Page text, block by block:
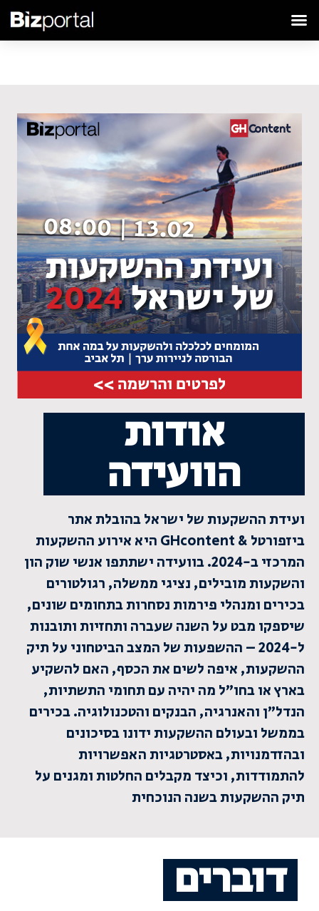
אודות
הוועידה
ועידת ההשקעות של ישראל בהובלת אתר
ביזפורטל & GHcontent היא אירוע ההשקעות
המרכזי ב-2024. בוועידה ישתתפו אנשי שוק הון
והשקעות מובילים, נציגי ממשלה, רגולטורים
בכירים ומנהלי פירמות נסחרות בתחומים שונים,
שיספקו מבט על השנה שעברה ותחזיות ותובנות
ל-2024 – ההשפעות של המצב הביטחוני על תיק
ההשקעות, איפה לשים את הכסף, האם להשקיע
בארץ או בחו”ל מה יהיה עם תחומי התשתיות,
הנדל”ן והאנרגיה, הבנקים והטכנולוגיה. בכירים
בממשל ובעולם ההשקעות ידונו בסיכונים
ובהזדמנויות, באסטרטגיות האפשרויות
להתמודדות, וכיצד מקבלים החלטות ומגנים על
תיק ההשקעות בשנה הנוכחית
דוברים